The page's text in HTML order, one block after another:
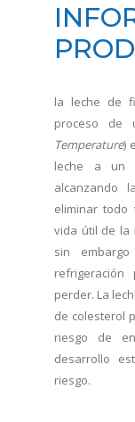
la leche de
proceso de
Temperature)
leche a un
alcanzando
eliminar
vida útil de la
sin
perder. La
de colesterol
riesgo de
desarrollo
riesgo.